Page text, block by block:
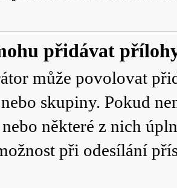
přidávat
může povolovat
skupiny. Pokud
některé z nich
při odesílání